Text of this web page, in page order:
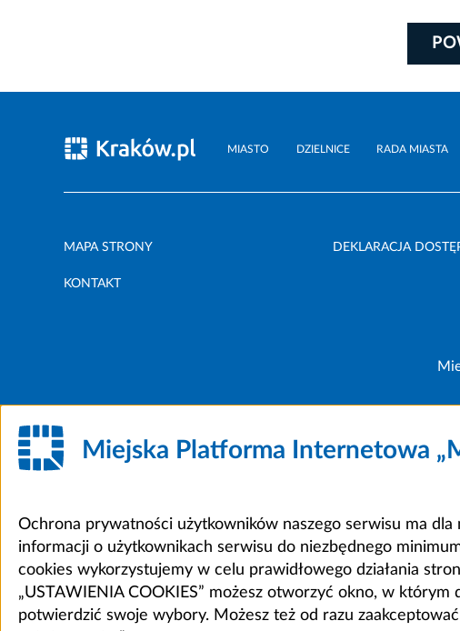
MIASTO DZIELNICE RADA MIASTA
MAPA STRONY DEKLARACJA
KONTAKT
Miejska Platforma Internetowa
Ochrona prywatności użytkowników naszego serwisu ma
informacji o użytkownikach serwisu do niezbędnego
cookies wykorzystujemy w celu prawidłowego działania
„USTAWIENIA COOKIES” możesz otworzyć okno, w
potwierdzić swoje wybory. Możesz też od razu